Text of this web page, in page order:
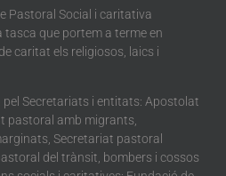
Pastoral Social i caritativa
tasca que portem a terme en
caritat els religiosos, laics i
Secretariats i entitats: Apostolat
pastoral amb migrants,
Secretariat pastoral
del trànsit, bombers i cossos